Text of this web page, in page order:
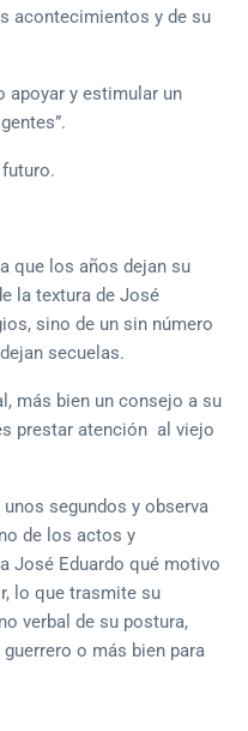
acontecimientos y de su
apoyar y estimular un
que los años dejan su
la textura de José
sino de un sin número
secuelas.
más bien un consejo a su
prestar atención al viejo
segundos y observa
de los actos y
José Eduardo qué motivo
lo que trasmite su
verbal de su postura,
o más bien para